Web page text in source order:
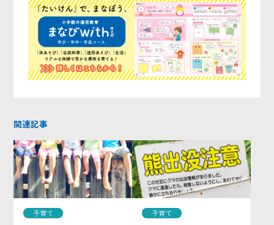
関連記事
子育て 子育て